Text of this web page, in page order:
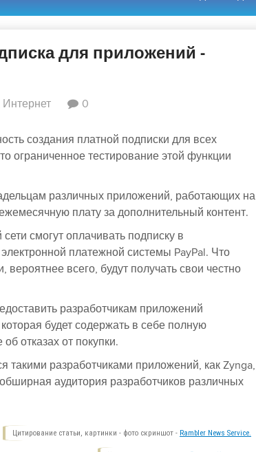
для приложений -
0
создания платной подписки для всех
ограниченное тестирование этой функции
различных приложений, работающих на
плату за дополнительный контент.
смогут оплачивать подписку в
платежной системы PayPal. Что
всего, будут получать свои честно
разработчикам приложений
будет содержать в себе полную
отказах от покупки.
такими разработчиками приложений, как Zynga,
аудитория разработчиков различных
Цитирование статьи, картинки - фото скриншот - Rambler News Service.